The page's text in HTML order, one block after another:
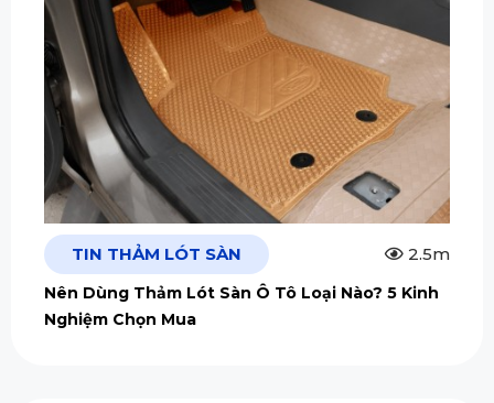
TIN THẢM LÓT SÀN 2.5m
Nên Dùng Thảm Lót Sàn Ô Tô Loại Nào? 5 Kinh
Nghiệm Chọn Mua